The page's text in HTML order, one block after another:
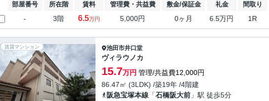
部屋番号 所在階 賃料 管理費・共益費 敷金/保証金 礼金 間取り
- 3階 6.5万円 5,000円 0ヶ月 6.5万円 1R
賃貸マンション 池田市井口堂
ヴィラウノカ
15.7万円 管理/共益費12,000円
86.47㎡ (3LDK) /築19年 /4階建
阪急宝塚本線 「石橋阪大前 」駅 徒歩5分